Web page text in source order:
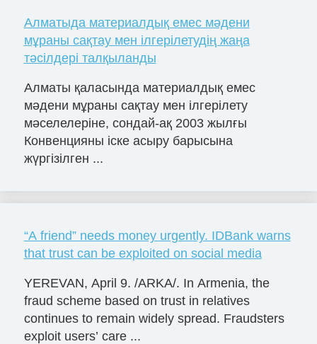
Алматыда материалдық емес мәдени
мұраны сақтау мен ілгерілетудің жаңа
тәсілдері талқыланды
Алматы қаласында материалдық емес
мәдени мұраны сақтау мен ілгерілету
мәселелеріне, сондай-ақ 2003 жылғы
Конвенцияны іске асыру барысына
жүргізілген ...
“A friend” needs money urgently. IDBank warns
that trust can be exploited on social media
YEREVAN, April 9. /ARKA/. In Armenia, the
fraud scheme based on trust in relatives
continues to remain widely spread. Fraudsters
exploit users’ care ...